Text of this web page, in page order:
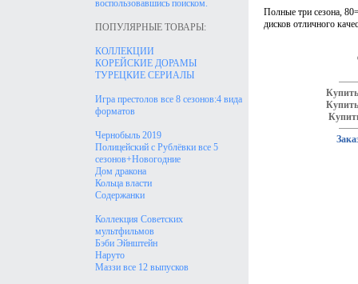
воспользовавшись поиском.
ПОПУЛЯРНЫЕ ТОВАРЫ:
КОЛЛЕКЦИИ
КОРЕЙСКИЕ ДОРАМЫ
ТУРЕЦКИЕ СЕРИАЛЫ
Игра престолов все 8 сезонов:4 вида
форматов
Чернобыль 2019
Полицейский с Рублёвки все 5
сезонов+Новогодние
Дом дракона
Кольца власти
Содержанки
Коллекция Советских
мультфильмов
Бэби Эйнштейн
Наруто
Маззи все 12 выпусков
Полные три сезона,
дисков отличного